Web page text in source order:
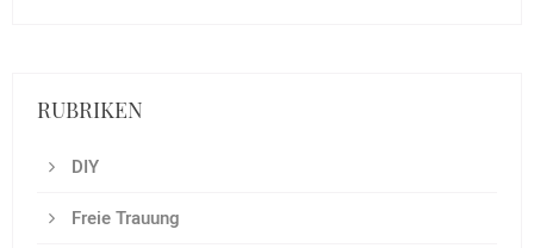
RUBRIKEN
DIY
Freie Trauung